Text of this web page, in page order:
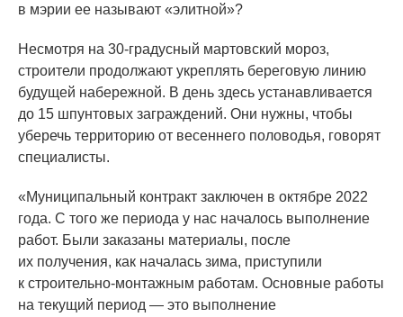
в мэрии ее называют «элитной»?
Несмотря на 30-градусный мартовский мороз,
строители продолжают укреплять береговую линию
будущей набережной. В день здесь устанавливается
до 15 шпунтовых заграждений. Они нужны, чтобы
уберечь территорию от весеннего половодья, говорят
специалисты.
«Муниципальный контракт заключен в октябре 2022
года. С того же периода у нас началось выполнение
работ. Были заказаны материалы, после
их получения, как началась зима, приступили
к строительно-монтажным работам. Основные работы
на текущий период — это выполнение